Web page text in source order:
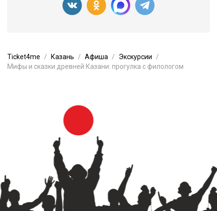
Ticket4me Казань Афиша
Экскурсии
Мифы и сказки древней Казани: прогулка с филологом